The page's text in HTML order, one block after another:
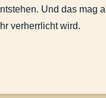
Und das mag
verherrlicht wird.